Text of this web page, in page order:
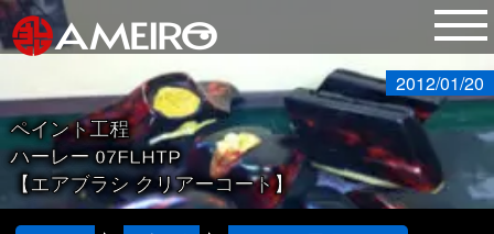
ペイント工程
ハーレー 07FLHTP
【エアブラシ クリアーコート】
2012/01/20